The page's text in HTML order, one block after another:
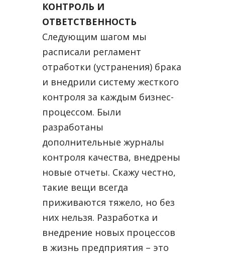
КОНТРОЛЬ И
ОТВЕТСТВЕННОСТЬ
Следующим шагом мы
расписали регламент
отработки (устранения) брака
и внедрили систему жесткого
контроля за каждым бизнес-
процессом. Были
разработаны
дополнительные журналы
контроля качества, внедрены
новые отчеты. Скажу честно,
такие вещи всегда
приживаются тяжело, но без
них нельзя. Разработка и
внедрение новых процессов
в жизнь предприятия – это